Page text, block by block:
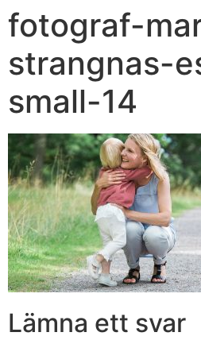
fotograf-
strangnas-
small-14
Lämna ett svar